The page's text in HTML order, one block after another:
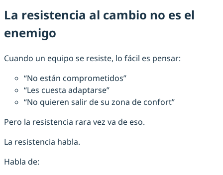
La resistencia al cambio no es el
enemigo
Cuando un equipo se resiste, lo fácil es pensar:
“No están comprometidos”
“Les cuesta adaptarse”
“No quieren salir de su zona de confort”
Pero la resistencia rara vez va de eso.
La resistencia habla.
Habla de: